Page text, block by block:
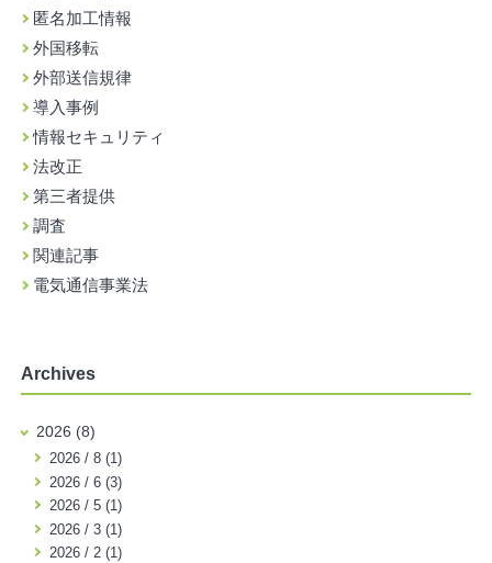
匿名加工情報
外国移転
外部送信規律
導入事例
情報セキュリティ
法改正
第三者提供
調査
関連記事
電気通信事業法
Archives
2026 (8)
2026 / 8 (1)
2026 / 6 (3)
2026 / 5 (1)
2026 / 3 (1)
2026 / 2 (1)